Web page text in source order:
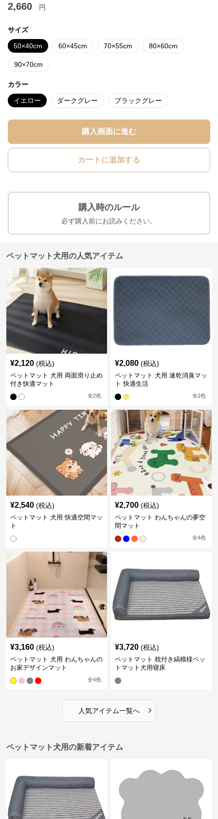
2,660 円
サイズ
50×40cm 60×45cm 70×55cm 80×60cm
90×70cm
カラー
イエロー ダークグレー ブラックグレー
購入画面に進む
カートに追加する
購入時のルール
必ず購入前にお読みください。
ペットマット犬用の人気アイテム
¥2,120 (税込)
ペットマット 犬用 両面滑り止め
付き快適マット
全2色
¥2,080 (税込)
ペットマット 犬用 速乾消臭マッ
ト 快適生活
全2色
¥2,540 (税込)
ペットマット 犬用 快適空間マッ
ト
¥2,700 (税込)
ペットマット わんちゃんの夢空
間マット
全4色
¥3,160 (税込)
ペットマット 犬用 わんちゃんの
お家デザインマット
全4色
¥3,720 (税込)
ペットマット 枕付き縞模様ペッ
トマット犬用寝床
人気アイテム一覧へ ›
ペットマット犬用の新着アイテム